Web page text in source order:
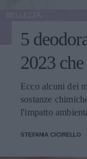
5
2023
Ecco alcuni dei
sostanze
l'impatto
STEFANIA CICIRELLO